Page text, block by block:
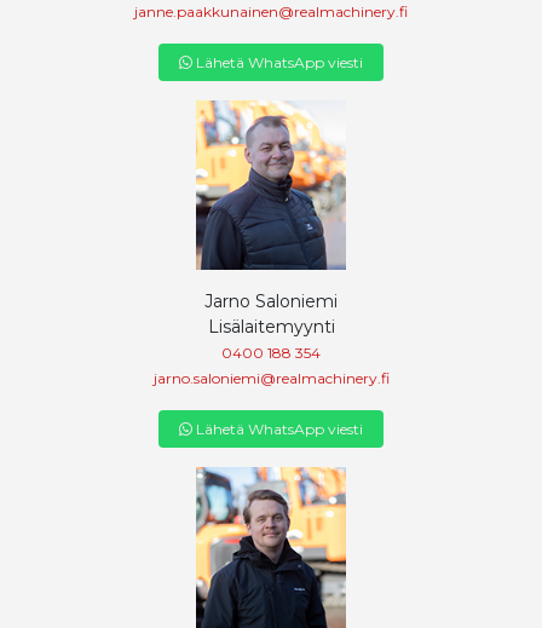
janne.paakkunainen@realmachinery.fi
Lähetä WhatsApp viesti
Jarno Saloniemi
Lisälaitemyynti
0400 188 354
jarno.saloniemi@realmachinery.fi
Lähetä WhatsApp viesti